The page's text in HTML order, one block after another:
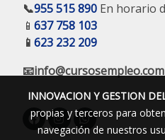
📞955 515 890 En horario
📱 637 758 103
📱 623 232 209
📧info@cursosempleo.com
INNOVACION Y GESTION
propias y terceros para
navegación de nuestros